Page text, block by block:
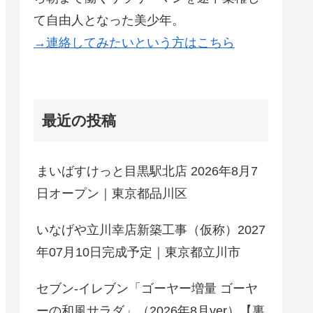
て自由人となった美少年。
→連絡してみたいという方はこちら
最近の投稿
まいばすけっと目黒駅北店 2026年8月7
日オープン｜東京都品川区
いなげや立川幸店新築工事（仮称）2027
年07月10日完成予定｜東京都立川市
セブン-イレブン「ゴーヤー増量 ゴーヤ